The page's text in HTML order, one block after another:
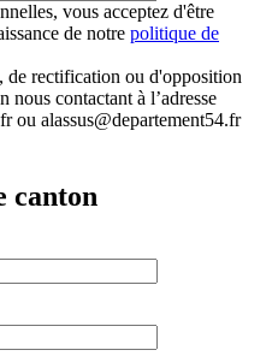
vous acceptez d'être
de notre politique de
de rectification ou d'opposition
nous contactant à l’adresse
ou alassus@departement54.fr
canton